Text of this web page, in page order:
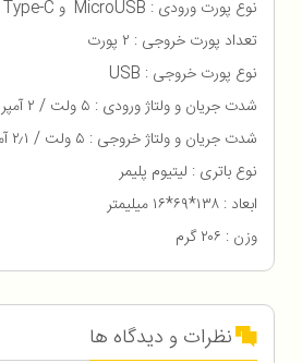
نوع پورت ورودی : MicroUSB و Type-C
تعداد پورت خروجی : ۲ پورت
نوع پورت خروجی : USB
شدت جریان و ولتاژ ورودی : ۵ ولت / ۲ آمپر
شدت جریان و ولتاژ خروجی : ۵ ولت / ۲٫۱ آمپر
نوع باتری : لیتیوم پلیمر
ابعاد : ۱۳۸*۶۹*۱۶ میلیمتر
وزن : ۲۰۶ گرم
نظرات و دیدگاه ها